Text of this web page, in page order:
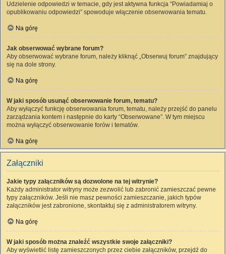
Udzielenie odpowiedzi w temacie, gdy jest aktywna funkcja “Powiadamiaj o
opublikowaniu odpowiedzi” spowoduje włączenie obserwowania tematu.
Na górę
Jak obserwować wybrane forum?
Aby obserwować wybrane forum, należy kliknąć „Obserwuj forum” znajdujący
się na dole strony.
Na górę
W jaki sposób usunąć obserwowanie forum, tematu?
Aby wyłączyć funkcję obserwowania forum, tematu, należy przejść do panelu
zarządzania kontem i następnie do karty “Obserwowane”. W tym miejscu
można wyłączyć obserwowanie forów i tematów.
Na górę
Załączniki
Jakie typy załączników są dozwolone na tej witrynie?
Każdy administrator witryny może zezwolić lub zabronić zamieszczać pewne
typy załączników. Jeśli nie masz pewności zamieszczanie, jakich typów
załączników jest zabronione, skontaktuj się z administratorem witryny.
Na górę
W jaki sposób można znaleźć wszystkie swoje załączniki?
Aby wyświetlić listę zamieszczonych przez ciebie załączników, przejdź do